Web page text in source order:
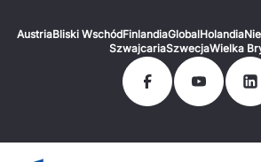
AustriaBliski WschódFinlandiaGlobalHolandia
SzwajcariaSzwecjaWielka